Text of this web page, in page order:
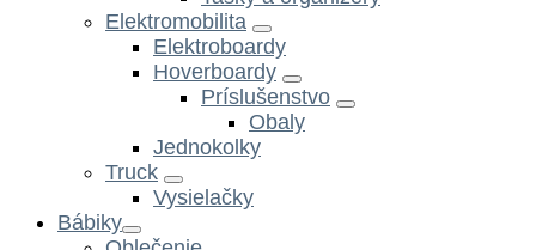
Elektromobilita
Elektroboardy
Hoverboardy
Príslušenstvo
Obaly
Jednokolky
Truck
Vysielačky
Bábiky